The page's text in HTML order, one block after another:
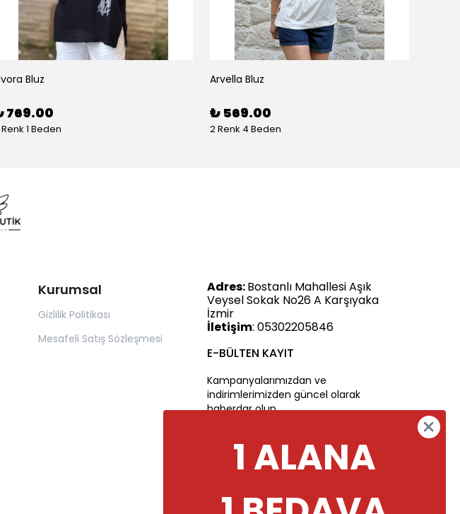
Bluz
769.00
1 Beden
Arvella Bluz
₺ 569.00
2 Renk 4 Beden
Kurumsal
Gizlilik Politikası
Mesafeli Satış Sözleşmesi
Adres:Bostanlı Mahallesi Aşık
Veysel Sokak No26 A Karşıyaka
İzmir
İletişim: 05302205846
E-BÜLTEN KAYIT
Kampanyalarımızdan ve
indirimlerimizden güncel olarak
haberdar olun.
1 ALANA